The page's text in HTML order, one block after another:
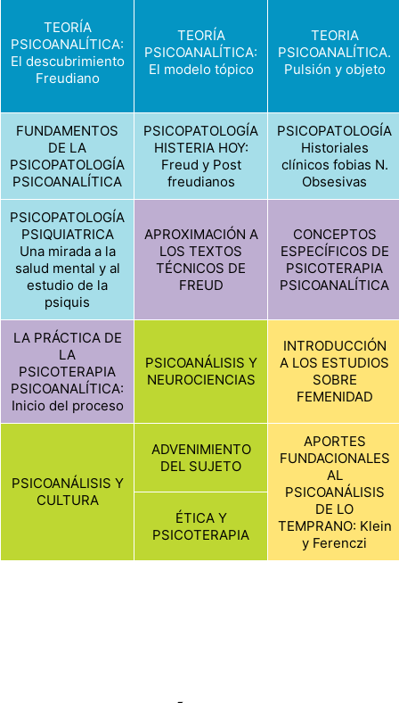
TEORÍA
PSICOANALÍTICA:
El descubrimiento
Freudiano
TEORÍA
PSICOANALÍTICA:
El modelo tópico
TEORIA
PSICOANALÍTICA.
Pulsión y objeto
FUNDAMENTOS
DE LA
PSICOPATOLOGÍA
PSICOANALÍTICA
PSICOPATOLOGÍA
HISTERIA HOY:
Freud y Post
freudianos
PSICOPATOLOGÍA
Historiales
clínicos fobias N.
Obsesivas
PSICOPATOLOGÍA
PSIQUIATRICA
Una mirada a la
salud mental y al
estudio de la
psiquis
APROXIMACIÓN A
LOS TEXTOS
TÉCNICOS DE
FREUD
CONCEPTOS
ESPECÍFICOS DE
PSICOTERAPIA
PSICOANALÍTICA
LA PRÁCTICA DE
LA
PSICOTERAPIA
PSICOANALÍTICA:
Inicio del proceso
PSICOANÁLISIS Y
NEUROCIENCIAS
INTRODUCCIÓN
A LOS ESTUDIOS
SOBRE
FEMENIDAD
PSICOANÁLISIS Y
CULTURA
ADVENIMIENTO
DEL SUJETO
APORTES
FUNDACIONALES
AL
PSICOANÁLISIS
DE LO
TEMPRANO: Klein
y Ferenczi
ÉTICA Y
PSICOTERAPIA